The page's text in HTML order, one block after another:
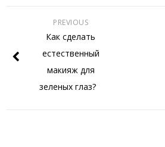
PREVIOUS
Как сделать
естественный
макияж для
зеленых глаз?